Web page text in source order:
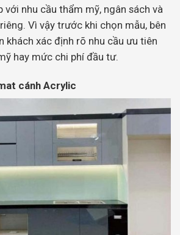
với nhu cầu thẩm mỹ, ngân sách và
Vì vậy trước khi chọn mẫu, bên
khách xác định rõ nhu cầu ưu tiên
hay mức chi phí đầu tư.
cánh Acrylic